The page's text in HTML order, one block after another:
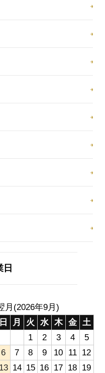
日
月(2026年9月)
日
月 火 水 木 金
土
1
2 3 4
5
6
7 8 9 10 11
12
13 14 15 16 17 18 19